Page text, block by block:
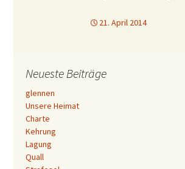
21. April 2014
Neueste Beiträge
glennen
Unsere Heimat
Charte
Kehrung
Lagung
Quall